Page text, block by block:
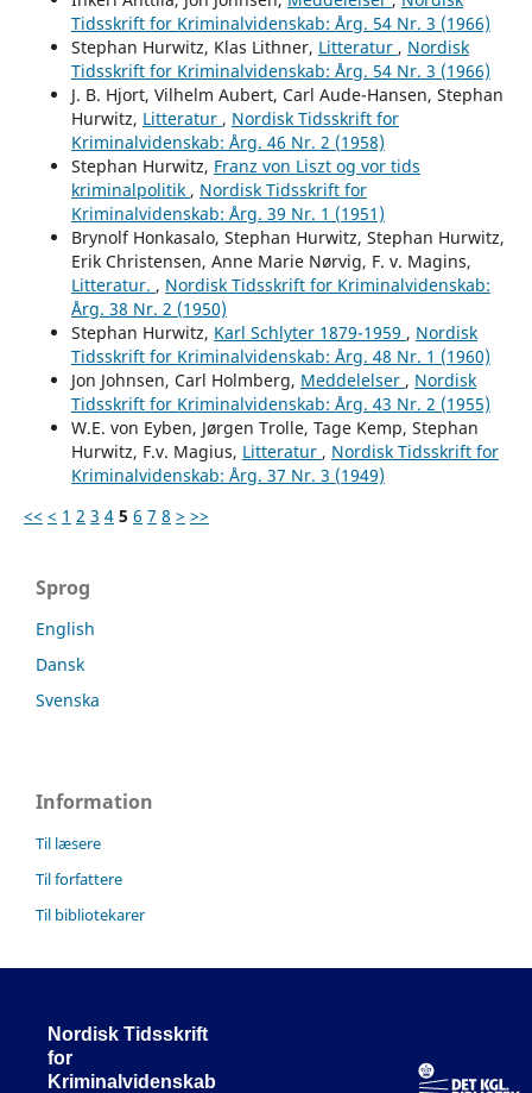
Tidsskrift for Kriminalvidenskab: Årg. 54 Nr. 3 (1966)
Stephan Hurwitz, Klas Lithner, Litteratur , Nordisk
Tidsskrift for Kriminalvidenskab: Årg. 54 Nr. 3 (1966)
J. B. Hjort, Vilhelm Aubert, Carl Aude-Hansen, Stephan
Hurwitz, Litteratur , Nordisk Tidsskrift for
Kriminalvidenskab: Årg. 46 Nr. 2 (1958)
Stephan Hurwitz, Franz von Liszt og vor tids
kriminalpolitik , Nordisk Tidsskrift for
Kriminalvidenskab: Årg. 39 Nr. 1 (1951)
Brynolf Honkasalo, Stephan Hurwitz, Stephan Hurwitz,
Erik Christensen, Anne Marie Nørvig, F. v. Magins,
Litteratur. , Nordisk Tidsskrift for Kriminalvidenskab:
Årg. 38 Nr. 2 (1950)
Stephan Hurwitz, Karl Schlyter 1879-1959 , Nordisk
Tidsskrift for Kriminalvidenskab: Årg. 48 Nr. 1 (1960)
Jon Johnsen, Carl Holmberg, Meddelelser , Nordisk
Tidsskrift for Kriminalvidenskab: Årg. 43 Nr. 2 (1955)
W.E. von Eyben, Jørgen Trolle, Tage Kemp, Stephan
Hurwitz, F.v. Magius, Litteratur , Nordisk Tidsskrift for
Kriminalvidenskab: Årg. 37 Nr. 3 (1949)
<< < 1 2 3 4 5 6 7 8 > >>
Sprog
English
Dansk
Svenska
Information
Til læsere
Til forfattere
Til bibliotekarer
Nordisk Tidsskrift
for
Kriminalvidenskab